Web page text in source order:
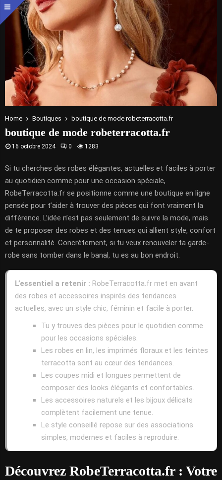
Home Boutiques boutique de mode robeterracotta.fr
boutique de mode robeterracotta.fr
16 octobre 2024 0 1283
Si tu cherches des robes élégantes, actuelles et faciles à porter
au quotidien comme pour une occasion spéciale,
RobeTerracotta.fr se positionne comme une boutique en ligne
pensée pour t’aider à trouver des pièces qui font vraiment la
différence. L’idée n’est pas seulement de suivre la mode, mais
de te proposer des robes et des tenues qui allient style, confort
et personnalité. Concrètement, si tu veux renouveler ta garde-
robe sans tomber dans le banal, tu es au bon endroit.
L’essentiel a retenir : RobeTerracotta.fr met en avant
des robes et accessoires inspirés des tendances
actuelles, avec un style chic, féminin et facile à porter.
Tu y trouves des pièces pour le quotidien comme
pour les occasions spéciales.
Les robes en lin, les imprimés floraux et les teintes
terracotta sont au cœur des tendances.
Les coupes midi et longues permettent de
composer des looks élégants et confortables.
Les accessoires naturels et les bijoux délicats
complètent facilement une tenue.
Le style conseillé repose sur des associations
simples, modernes et faciles à reproduire.
Découvrez RobeTerracotta.fr : Votre